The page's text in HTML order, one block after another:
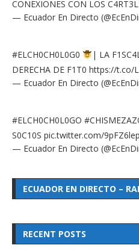
CONEXIONES CON LOS
— Ecuador En Directo
#ELCH0CH0L0G0
| LA
DERECHA DE F1T0 https://t.co/
— Ecuador En Directo
#ELCH0CH0L0GO
S0C10S pic.twitter.com/
— Ecuador En Directo
ECUADOR EN DIRECTO –
RECENT POSTS